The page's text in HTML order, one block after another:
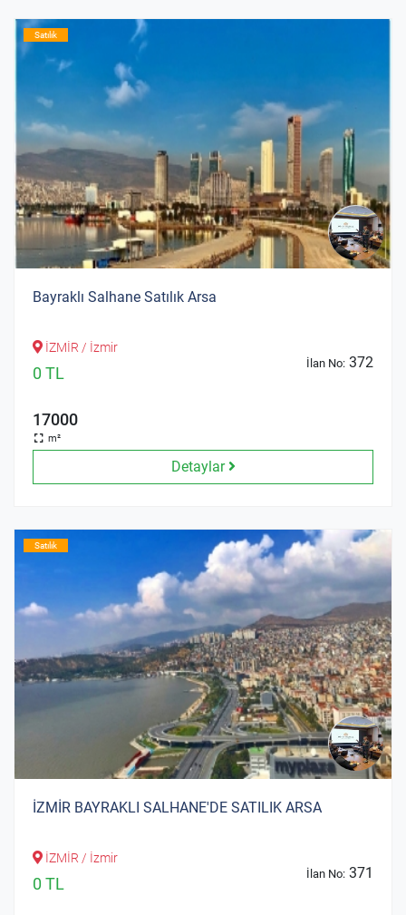
Satılık
Bayraklı Salhane Satılık Arsa
İZMİR / İzmir
0 TL
İlan No: 372
17000
m²
Detaylar
Satılık
İZMİR BAYRAKLI SALHANE'DE SATILIK ARSA
İZMİR / İzmir
0 TL
İlan No: 371